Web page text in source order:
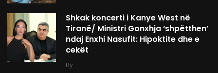
Shkak koncerti i Kanye West në
Tiranë/ Ministri Gonxhja ‘shpëtthen’
ndaj Enxhi Nasufit: Hipoktite dhe e
cekët
By